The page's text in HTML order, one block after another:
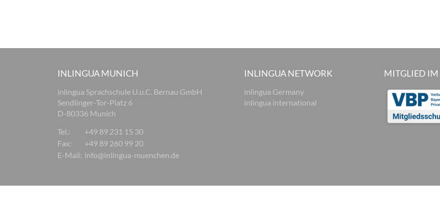
INLINGUA MUNICH
inlingua Sprachschule U.u.C. Bernau GmbH
Sendlinger-Tor-Platz 6
D-80336 Munich
Tel.:
+49 89 231 15 30
Fax:
+49 89 260 99 20
E-Mail: info@inlingua-muenchen.de
INLINGUA NETWORK
inlingua Germany
inlingua international
MITGLIED IM